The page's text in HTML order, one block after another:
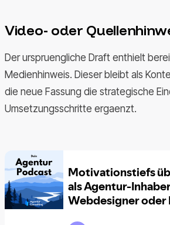
Video- oder
Der urspruengliche Draft enthielt
Medienhinweis. Dieser bleibt als
die neue Fassung die strategische
Umsetzungsschritte ergaenzt.